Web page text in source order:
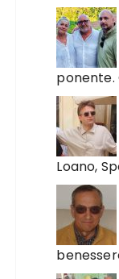
ponente.
Loano,